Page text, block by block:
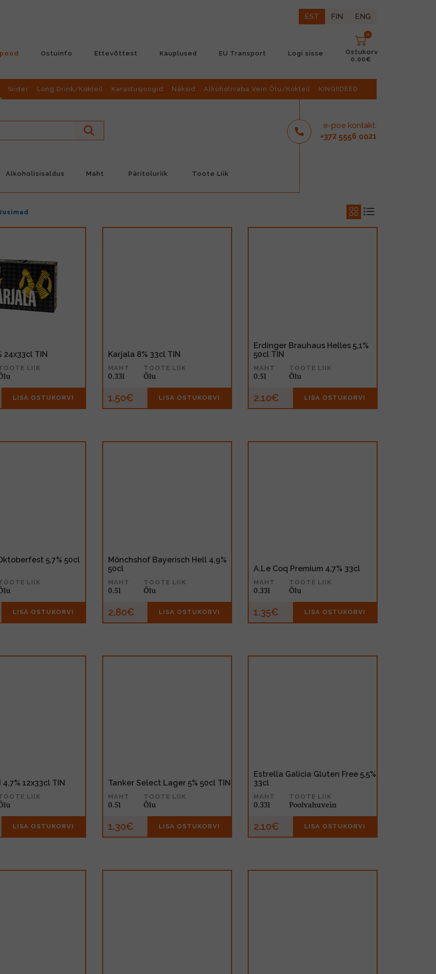
EST FIN ENG
Ostuinfo Ettevõttest Kauplused EU Transport Logi sisse
0
Ostukorv
0.00€
Siider Long Drink/Kokteil Karastusjoogid Näksid Alkoholivaba Vein Õlu/Kokteil KINGIIDEED
e-poe kontakt:
+372 5556 0021
Alkoholisisaldus Maht Päritoluriik Toote Liik
24x33cl TIN
LIIK
LISA OSTUKORVI
Karjala 8% 33cl TIN
MAHT
0.33l
TOOTE LIIK
Õlu
1.50€ LISA OSTUKORVI
Erdinger Brauhaus Helles 5,1%
50cl TIN
MAHT
0.5l
TOOTE LIIK
Õlu
2.10€ LISA OSTUKORVI
5,7% 50cl
LIIK
LISA OSTUKORVI
Mönchshof Bayerisch Hell 4,9%
50cl
MAHT
0.5l
TOOTE LIIK
Õlu
2.80€ LISA OSTUKORVI
A.Le Coq Premium 4,7% 33cl
MAHT
0.33l
TOOTE LIIK
Õlu
1.35€ LISA OSTUKORVI
12x33cl TIN
LIIK
LISA OSTUKORVI
Tanker Select Lager 5% 50cl TIN
MAHT
0.5l
TOOTE LIIK
Õlu
1.30€ LISA OSTUKORVI
Estrella Galicia Gluten Free 5,5%
33cl
MAHT
0.33l
TOOTE LIIK
Poolvahuvein
2.10€ LISA OSTUKORVI